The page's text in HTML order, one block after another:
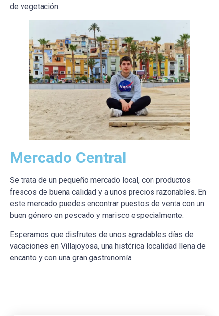
de vegetación.
Mercado Central
Se trata de un pequeño mercado local, con productos
frescos de buena calidad y a unos precios razonables. En
este mercado puedes encontrar puestos de venta con un
buen género en pescado y marisco especialmente.
Esperamos que disfrutes de unos agradables días de
vacaciones en Villajoyosa, una histórica localidad llena de
encanto y con una gran gastronomía.